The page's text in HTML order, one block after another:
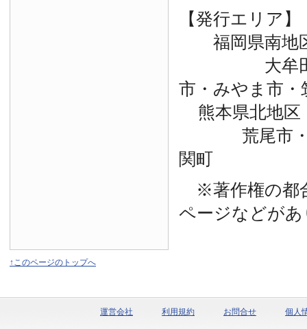
【発行エリア】
福岡県南地
大牟田市
市・みやま市・
熊本県北地区
荒尾市・玉
関町
※著作権の都
ページなどが
↑このページのトップへ
運営会社 利用規約 お問合せ 個人